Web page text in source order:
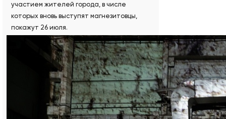
участием жителей города, в числе
которых вновь выступят магнезитовцы,
покажут 26 июля.